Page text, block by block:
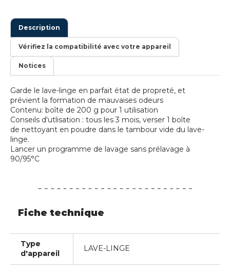
Description
Vérifiez la compatibilité avec votre appareil
Notices
Garde le lave-linge en parfait état de propreté, et
prévient la formation de mauvaises odeurs
Contenu: boîte de 200 g pour 1 utilisation
Conseils d'utlisation : tous les 3 mois, verser 1 boîte
de nettoyant en poudre dans le tambour vide du lave-
linge.
Lancer un programme de lavage sans prélavage à
90/95°C
Fiche technique
Type
d'appareil
LAVE-LINGE